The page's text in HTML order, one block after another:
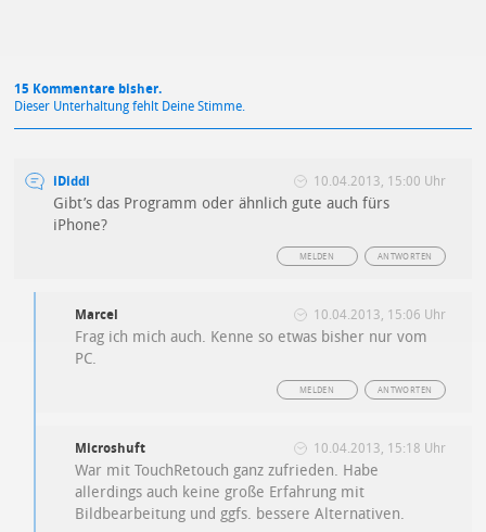
15 Kommentare bisher.
Dieser Unterhaltung fehlt Deine Stimme.
iDiddi 10.04.2013, 15:00 Uhr
Gibt’s das Programm oder ähnlich gute auch fürs
iPhone?
ANTWORTEN
MELDEN
Marcel 10.04.2013, 15:06 Uhr
Frag ich mich auch. Kenne so etwas bisher nur vom
PC.
ANTWORTEN
MELDEN
Microshuft 10.04.2013, 15:18 Uhr
War mit TouchRetouch ganz zufrieden. Habe
allerdings auch keine große Erfahrung mit
Bildbearbeitung und ggfs. bessere Alternativen.